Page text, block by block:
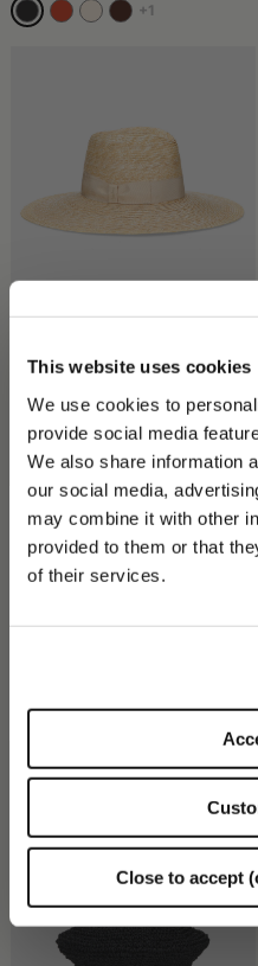
This website uses cookies
We use cookies to
provide social media
We also share information
our social media,
may combine it with other
provided to them or that
of their services.
Close to accept
PLEASE CHOOSE YOUR
We detected that you are
+1
Sophie En Paille Tressée
+1